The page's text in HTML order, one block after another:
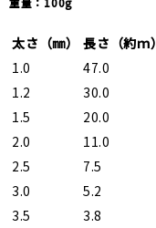
重量：100g
太さ（㎜）
長さ（約ｍ）
1.0
47.0
1.2
30.0
1.5
20.0
2.0
11.0
2.5
7.5
3.0
5.2
3.5
3.8